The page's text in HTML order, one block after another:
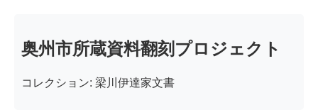
奥州市所蔵資料翻刻プロジェクト
コレクション: 梁川伊達家文書